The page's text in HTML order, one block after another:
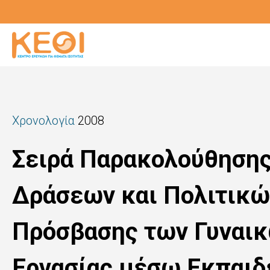
προς
το
Χρονολογία 2008
Σειρά
Δράσεων και
Πρόσβασης των